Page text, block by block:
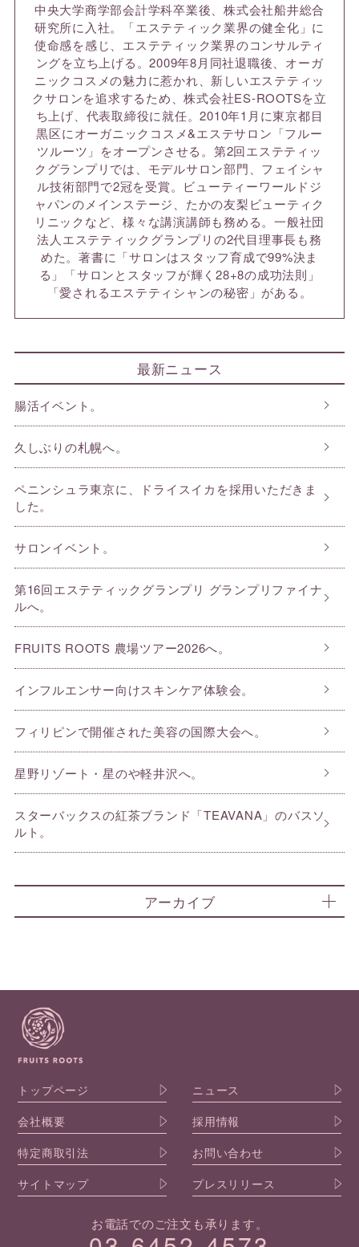
中央大学商学部会計学科卒業後、株式会社船井総合
研究所に入社。「エステティック業界の健全化」に
使命感を感じ、エステティック業界のコンサルティ
ングを立ち上げる。2009年8月同社退職後、オーガ
ニックコスメの魅力に惹かれ、新しいエステティッ
クサロンを追求するため、株式会社ES-ROOTSを立
ち上げ、代表取締役に就任。2010年1月に東京都目
黒区にオーガニックコスメ&エステサロン「フルー
ツルーツ」をオープンさせる。第2回エステティッ
クグランプリでは、モデルサロン部門、フェイシャ
ル技術部門で2冠を受賞。ビューティーワールドジ
ャパンのメインステージ、たかの友梨ビューティク
リニックなど、様々な講演講師も務める。一般社団
法人エステティックグランプリの2代目理事長も務
めた。著書に「サロンはスタッフ育成で99%決ま
る」「サロンとスタッフが輝く28+8の成功法則」
「愛されるエステティシャンの秘密」がある。
最新ニュース
腸活イベント。
久しぶりの札幌へ。
ペニンシュラ東京に、ドライスイカを採用いただきま
した。
サロンイベント。
第16回エステティックグランプリ グランプリファイナ
ルへ。
FRUITS ROOTS 農場ツアー2026へ。
インフルエンサー向けスキンケア体験会。
フィリピンで開催された美容の国際大会へ。
星野リゾート・星のや軽井沢へ。
スターバックスの紅茶ブランド「TEAVANA」のバスソ
ルト。
アーカイブ
トップページ
ニュース
会社概要
採用情報
特定商取引法
お問い合わせ
サイトマップ
プレスリリース
お電話でのご注文も承ります。